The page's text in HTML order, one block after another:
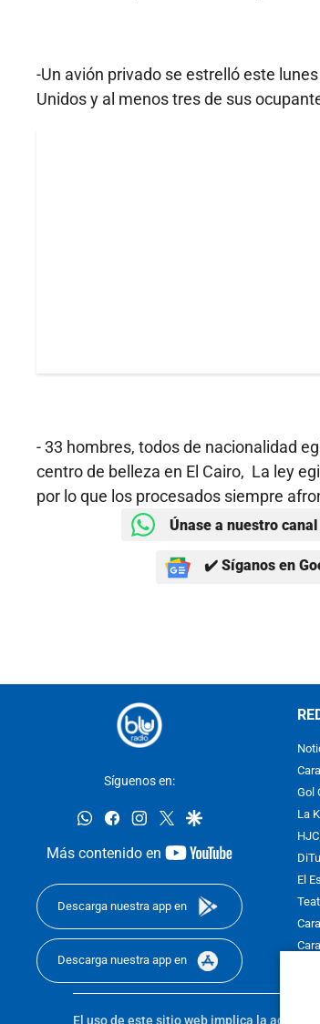
-Un avión privado se estrelló este
Unidos y al menos tres de sus
- 33 hombres, todos de nacionalidad
centro de belleza en El Cairo, La ley
por lo que los procesados siempre
Únase a nuestro
✔️ Síganos en
Síguenos en:
whatsappfacebookinstagram
twittergoogle
Más contenido en
youtube-
Descarga nuestra app en
Descarga nuestra app en
Gol
La
DiTu
El
El uso de este sitio web implica la